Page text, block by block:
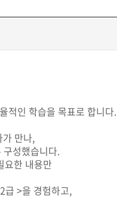
적인 학습을 목표로 합니다.
만나,
성했습니다.
요한 내용만
급 >을 경험하고,